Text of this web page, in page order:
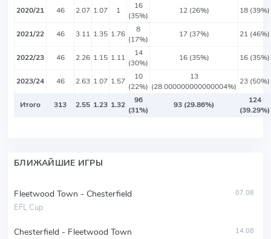
2020/21 46 2.07 1.07 1
16
(35%)
12 (26%) 18 (39%)
2021/22 46 3.11 1.35 1.76
8
(17%)
17 (37%) 21 (46%)
2022/23 46 2.26 1.15 1.11
14
(30%)
16 (35%) 16 (35%)
2023/24 46 2.63 1.07 1.57
10
(22%)
13
(28.000000000000004%)
23 (50%)
Итого 313 2.55 1.23 1.32
96
(31%)
93 (29.86%)
124
(39.29%)
БЛИЖАЙШИЕ ИГРЫ
Fleetwood Town - Chesterfield
EFL Cup
07.08
Chesterfield - Fleetwood Town 14.08